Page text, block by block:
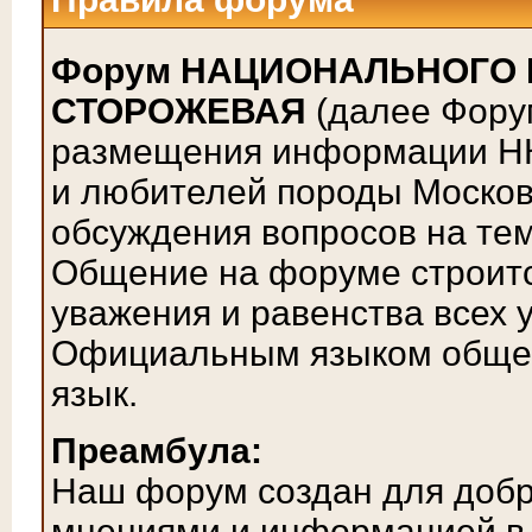
Форум
СТОРОЖЕВАЯ (далее
размещения информации
и любителей породы
обсуждения вопросов на
Общение на форуме
уважения и равенства всех
Официальным языком
язык.
Преамбула:
Наш форум создан для